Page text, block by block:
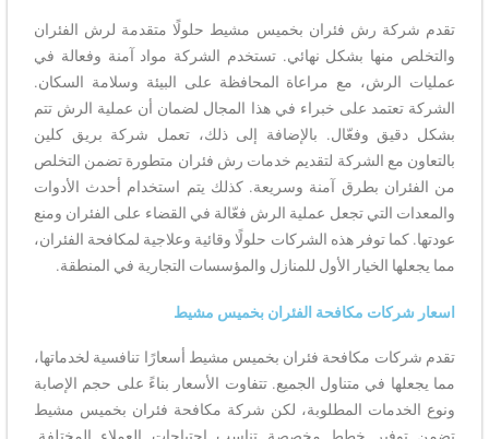
تقدم شركة رش فئران بخميس مشيط حلولًا متقدمة لرش الفئران
والتخلص منها بشكل نهائي. تستخدم الشركة مواد آمنة وفعالة في
عمليات الرش، مع مراعاة المحافظة على البيئة وسلامة السكان.
الشركة تعتمد على خبراء في هذا المجال لضمان أن عملية الرش تتم
بشكل دقيق وفعّال. بالإضافة إلى ذلك، تعمل شركة بريق كلين
بالتعاون مع الشركة لتقديم خدمات رش فئران متطورة تضمن التخلص
من الفئران بطرق آمنة وسريعة. كذلك يتم استخدام أحدث الأدوات
والمعدات التي تجعل عملية الرش فعّالة في القضاء على الفئران ومنع
عودتها. كما توفر هذه الشركات حلولًا وقائية وعلاجية لمكافحة الفئران،
مما يجعلها الخيار الأول للمنازل والمؤسسات التجارية في المنطقة.
اسعار شركات مكافحة الفئران بخميس مشيط
تقدم شركات مكافحة فئران بخميس مشيط أسعارًا تنافسية لخدماتها،
مما يجعلها في متناول الجميع. تتفاوت الأسعار بناءً على حجم الإصابة
ونوع الخدمات المطلوبة، لكن شركة مكافحة فئران بخميس مشيط